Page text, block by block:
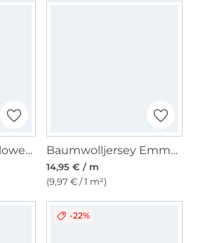
Baumwolljersey Flower Rain, wollweiß Baumwolljersey Emma gestreift, altflieder
14,95 € / m
(9,97 € / 1 m²)
-22%